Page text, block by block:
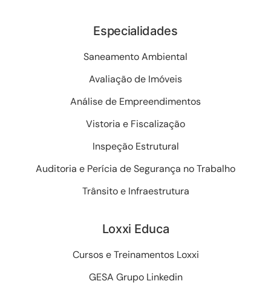
Especialidades
Saneamento Ambiental
Avaliação de Imóveis
Análise de Empreendimentos
Vistoria e Fiscalização
Inspeção Estrutural
Auditoria e Perícia de Segurança no Trabalho
Trânsito e Infraestrutura
Loxxi Educa
Cursos e Treinamentos Loxxi
GESA Grupo Linkedin